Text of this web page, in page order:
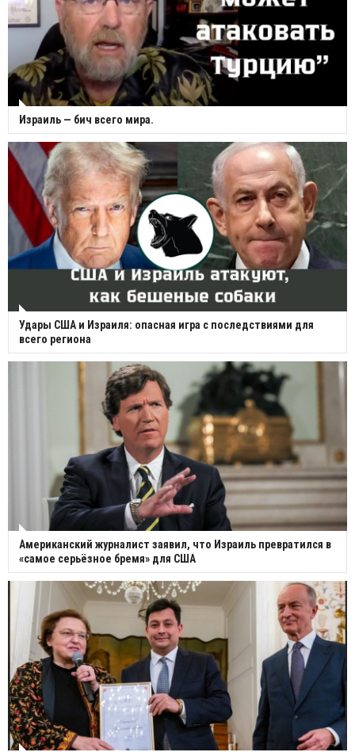
Израиль — бич всего мира.
Удары США и Израиля: опасная игра с последствиями для
всего региона
Американский журналист заявил, что Израиль превратился в
«самое серьёзное бремя» для США